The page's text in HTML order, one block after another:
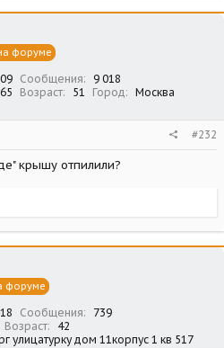
форуме
Сообщения
9 018
Возраст 51 Город
Москва
#232
крышу отпилили?
форуме
Сообщения
739
Возраст
42
улицатурку дом 11корпус 1 кв 517